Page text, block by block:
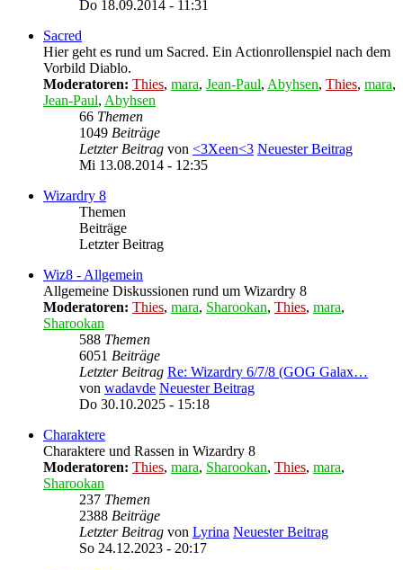
Do 18.09.2014 - 11:31
Sacred
Hier geht es rund um Sacred. Ein Actionrollenspiel nach dem
Vorbild Diablo.
Moderatoren: Thies, mara, Jean-Paul, Abyhsen, Thies, mara,
Jean-Paul, Abyhsen
66 Themen
1049 Beiträge
Letzter Beitrag von <3Xeen<3 Neuester Beitrag
Mi 13.08.2014 - 12:35
Wizardry 8
Themen
Beiträge
Letzter Beitrag
Wiz8 - Allgemein
Allgemeine Diskussionen rund um Wizardry 8
Moderatoren: Thies, mara, Sharookan, Thies, mara,
Sharookan
588 Themen
6051 Beiträge
Letzter Beitrag Re: Wizardry 6/7/8 (GOG Galax…
von wadavde Neuester Beitrag
Do 30.10.2025 - 15:18
Charaktere
Charaktere und Rassen in Wizardry 8
Moderatoren: Thies, mara, Sharookan, Thies, mara,
Sharookan
237 Themen
2388 Beiträge
Letzter Beitrag von Lyrina Neuester Beitrag
So 24.12.2023 - 20:17